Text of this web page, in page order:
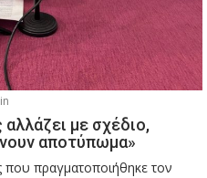
με σχέδιο,
αποτύπωμα»
που πραγματοποιήθηκε τον